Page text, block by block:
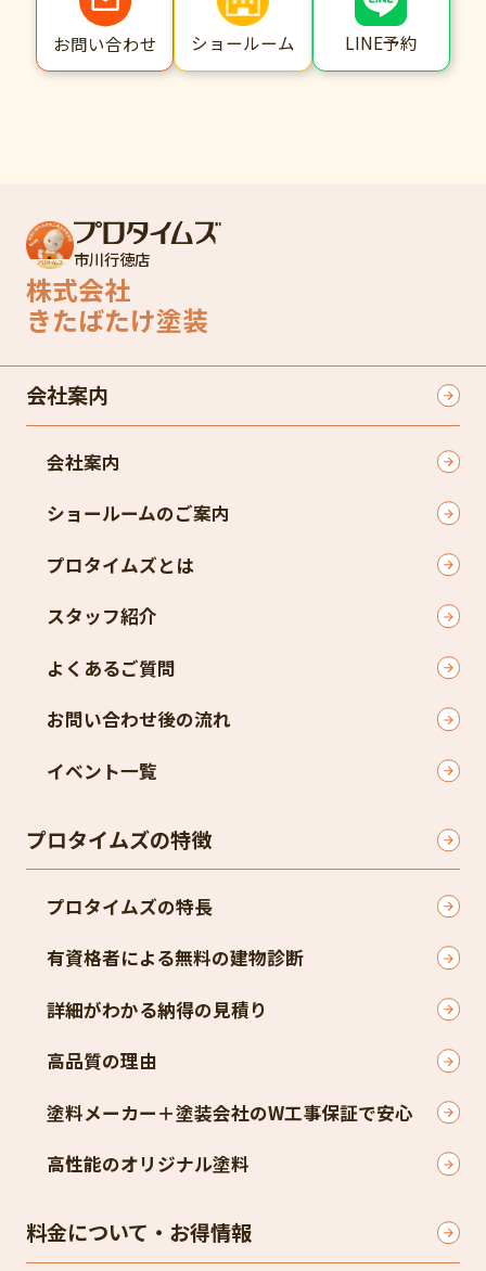
お問い合わせ ショールーム LINE予約
市川行徳店
株式会社
きたばたけ塗装
会社案内
会社案内
ショールームのご案内
プロタイムズとは
スタッフ紹介
よくあるご質問
お問い合わせ後の流れ
イベント一覧
プロタイムズの特徴
プロタイムズの特長
有資格者による無料の建物診断
詳細がわかる納得の見積り
高品質の理由
塗料メーカー＋塗装会社のW工事保証で安心
高性能のオリジナル塗料
料金について・お得情報